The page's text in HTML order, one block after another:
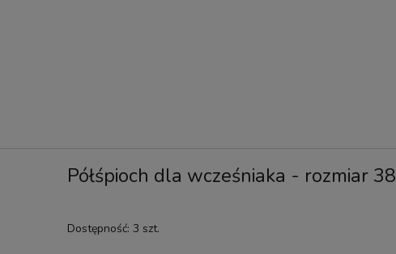
Półśpioch dla wcześniaka - rozmiar 38
Dostępność: 3 szt.